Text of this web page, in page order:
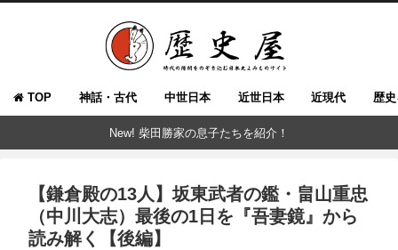
TOP 神話・古代 中世日本 近世日本 近現代 歴
New! 柴田勝家の息子たちを紹介！
【鎌倉殿の13人】坂東武者の鑑・畠山重忠
（中川大志）最後の1日を『吾妻鏡』から
読み解く【後編】